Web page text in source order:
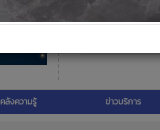
คลังความรู้ ข่าวบริการ